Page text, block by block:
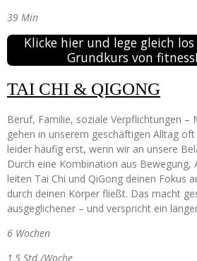
39 Min
Klicke hier und lege gleich
Grundkurs von
TAI CHI & QIGONG
Beruf, Familie, soziale Verpflichtungen –
gehen in unserem geschäftigen Alltag
leider häufig erst, wenn wir an unsere
Durch eine Kombination aus Bewegung,
leiten Tai Chi und QiGong deinen Fokus
durch deinen Körper fließt. Das macht
ausgeglichener – und verspricht ein
6 Wochen
1,5 Std./Woche